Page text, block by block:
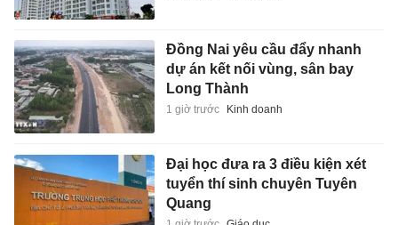
Đồng Nai yêu cầu đẩy nhanh
dự án kết nối vùng, sân bay
Long Thành
1 giờ trước Kinh doanh
Đại học đưa ra 3 điều kiện xét
tuyển thí sinh chuyên Tuyên
Quang